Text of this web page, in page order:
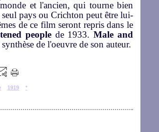
et l'ancien, qui tourne bien
pays ou Crichton peut être lui-
de ce film seront repris dans le
people de 1933.Male and
de l'oeuvre de son auteur.
1919 *